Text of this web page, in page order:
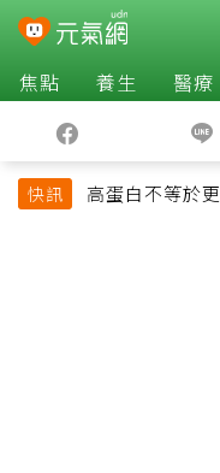
焦點 養生 醫療
快訊
高蛋白不等於